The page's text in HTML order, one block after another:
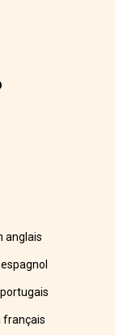
anglais
français